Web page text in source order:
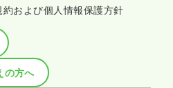
および個人情報保護方針
の方へ